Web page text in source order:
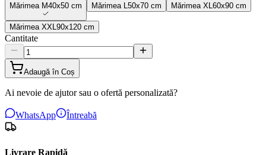
Mărimea M40x50 cm Mărimea 50x70 cm Mărimea XL 60x90 cm
Mărimea XXL 90x120 cm
Cantitate
Adaugă în Coș
Ai nevoie de ajutor sau o ofertă personalizată?
WhatsApp Întreabă
Livrare Rapidă